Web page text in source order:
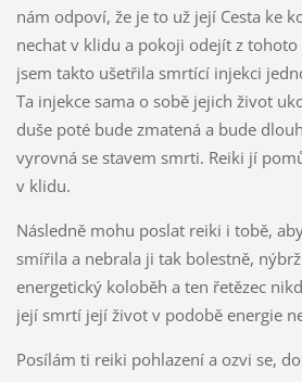
nám odpoví, že je to už její Cesta ke
nechat v klidu a pokoji odejít z
jsem takto ušetřila smrtící injekci
Ta injekce sama o sobě jejich život
duše poté bude zmatená a bude
vyrovná se stavem smrti. Reiki jí
v klidu.
Následně mohu poslat reiki i tobě,
smířila a nebrala ji tak bolestně,
energetický koloběh a ten řetězec
její smrtí její život v podobě energie
Posílám ti reiki pohlazení a ozvi se,